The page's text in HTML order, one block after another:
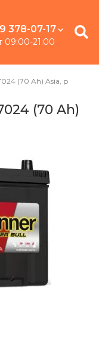
378-07-17
09:00-21:00
(70 Ah) Asia, p
(70 Ah)